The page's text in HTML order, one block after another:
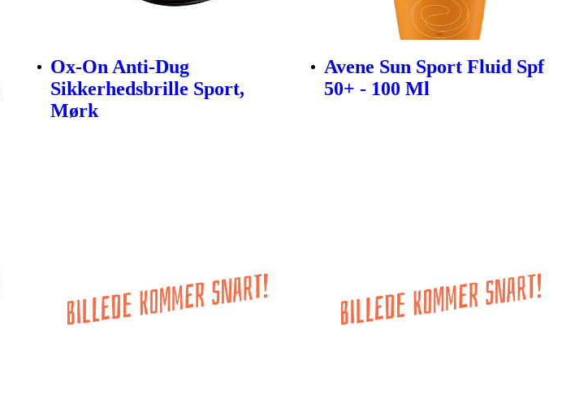
Ox-On Anti-Dug
Sikkerhedsbrille Sport,
Mørk
Avene Sun Sport Fluid Spf
50+ - 100 Ml